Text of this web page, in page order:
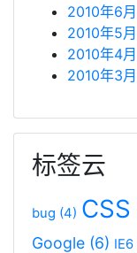
2010年6月
2010年5月
2010年4月
2010年3月
标签云
bug (4) CSS
Google (6) IE6